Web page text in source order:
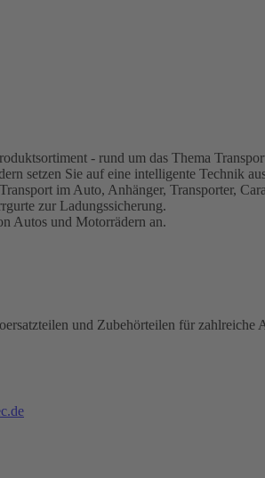
- rund um das Thema
setzen Sie auf eine intelligente Technik
im Auto, Anhänger, Transporter,
zur Ladungssicherung.
Autos und Motorrädern an.
und Zubehörteilen für zahlreiche